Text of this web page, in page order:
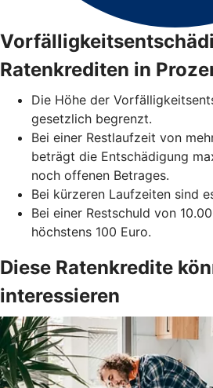
Ratenkrediten in
Die Höhe der
gesetzlich begrenzt.
Bei einer Restlaufzeit von
beträgt die Entschädigung
noch offenen Betrages.
Bei kürzeren Laufzeiten sind
Bei einer Restschuld von
höchstens 100 Euro.
Diese Ratenkredite
interessieren